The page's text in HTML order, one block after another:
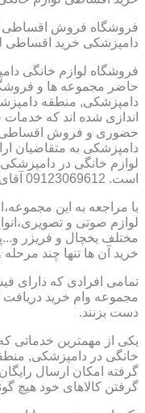
فروشگاه فروش اقساطی
دامپزشکی خرید اقساطی
فروشگاه لوازم خانگی
حاضر مجموعه ها و
دامپزشکی, منطقه
اندازی شده اند که
حضوری و فروش اقساطی
دامپزشکی به متقاضیان
لوازم خانگی در
است. 09123069612 آقای میثم افسری
با مراجعه به این
لوازم صوتی و
مختلف یخچال و فریزر
خرید آن ها تنها چند
تمامی افرادی که دارای
مجموعه وام خرید
دست بزنند.
یکی از مهمترین خدماتی
خانگی در دامپزشکی,
گرفته امکان ارسال
گرفتن کالاهای خود هیچ